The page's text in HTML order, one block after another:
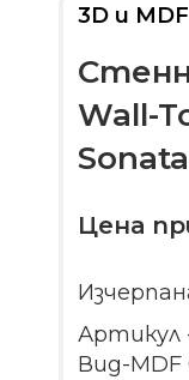
3D и
Wall-
Sonata
Цена
Артикул
Вид-